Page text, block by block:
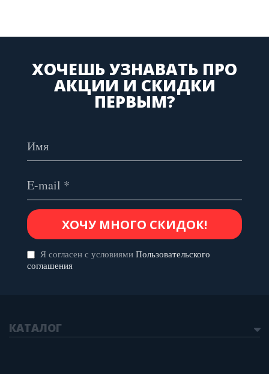
ХОЧЕШЬ УЗНАВАТЬ ПРО
АКЦИИ И СКИДКИ
ПЕРВЫМ?
Я согласен с условиями Пользовательского
соглашения
КАТАЛОГ